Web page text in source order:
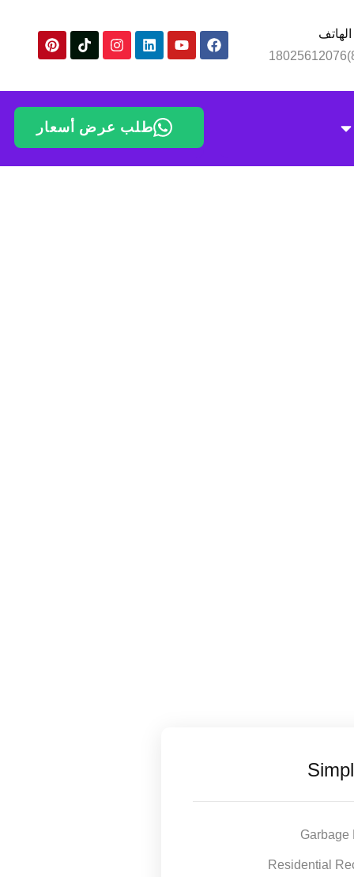
طلب عرض أسعار
Garbage
Residential